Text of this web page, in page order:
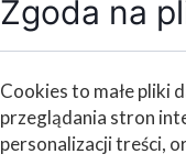
Zgoda na
Cookies to małe pliki
przeglądania stron
personalizacji treści,